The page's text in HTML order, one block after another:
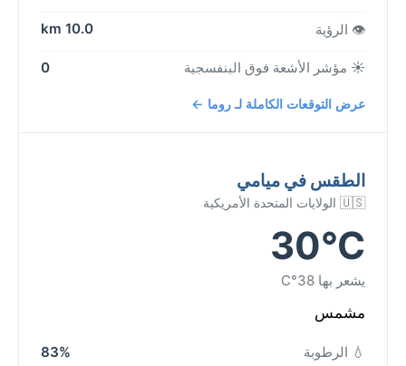
👁️ الرؤية 10.0 km
☀️ مؤشر الأشعة فوق البنفسجية 0
عرض التوقعات الكاملة لـ روما ←
الطقس في ميامي
🇺🇸 الولايات المتحدة الأمريكية
30°C
يشعر بها 38°C
مشمس
💧 الرطوبة
83%